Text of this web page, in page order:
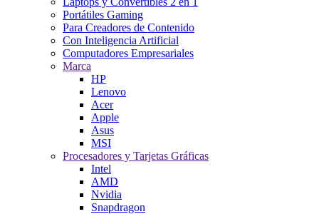
Portátiles Gaming
Para Creadores de Contenido
Con Inteligencia Artificial
Computadores Empresariales
Marca
HP
Lenovo
Acer
Apple
Asus
MSI
Procesadores y Tarjetas Gráficas
Intel
AMD
Nvidia
Snapdragon